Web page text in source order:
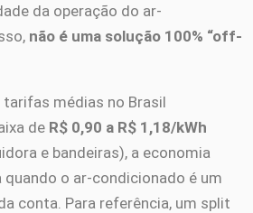
da operação do ar-
não é uma solução 100% “off-
médias no Brasil
de R$ 0,90 a R$ 1,18/kWh
e bandeiras), a economia
o ar-condicionado é um
conta. Para referência, um split